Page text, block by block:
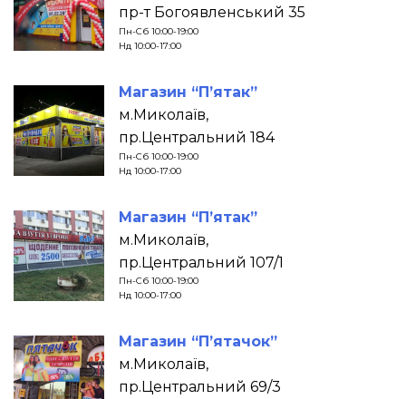
пр-т Богоявленський 35
Пн-Сб 10:00-19:00
Нд 10:00-17:00
Магазин “П’ятак”
м.Миколаїв,
пр.Центральний 184
Пн-Сб 10:00-19:00
Нд 10:00-17:00
Магазин “П’ятак”
м.Миколаїв,
пр.Центральний 107/1
Пн-Сб 10:00-19:00
Нд 10:00-17:00
Магазин “П’ятачок”
м.Миколаїв,
пр.Центральний 69/3